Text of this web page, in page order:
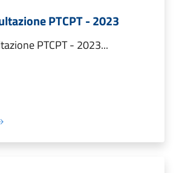
PTCPT - 2023
PTCPT - 2023...